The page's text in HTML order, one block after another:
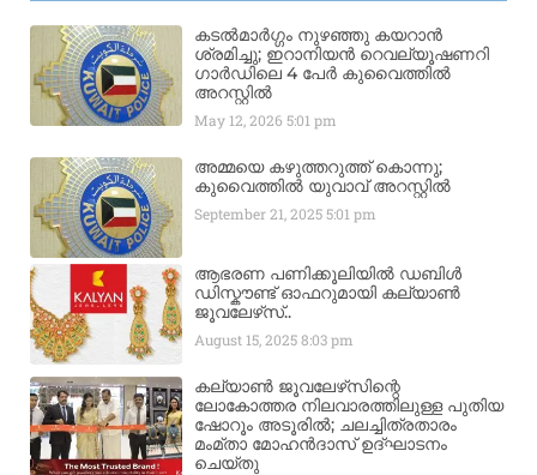
കടൽമാർഗ്ഗം നുഴഞ്ഞു കയറാൻ
ശ്രമിച്ചു; ഇറാനിയൻ റെവല്യൂഷണറി
ഗാർഡിലെ 4 പേർ കുവൈത്തിൽ
അറസ്റ്റിൽ
May 12, 20265:01 pm
അമ്മയെ കഴുത്തറുത്ത് കൊന്നു;
കുവൈത്തിൽ യുവാവ് അറസ്റ്റിൽ
September 21, 20255:01 pm
ആഭരണ പണിക്കൂലിയിൽ ഡബിൾ
ഡിസ്കൗണ്ട് ഓഫറുമായി കല്യാൺ
ജൂവലേഴ്‌സ്..
August 15, 20258:03 pm
കല്യാൺ ജൂവലേഴ്‌സിന്റെ
ലോകോത്തര നിലവാരത്തിലുള്ള പുതിയ
ഷോറൂം അടൂരിൽ; ചലച്ചിത്രതാരം
മംമ്താ മോഹൻദാസ് ഉദ്ഘാടനം
ചെയ്‌തു